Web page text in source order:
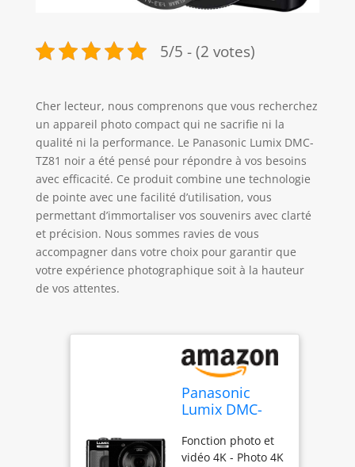
5/5 - (2 votes)
Cher lecteur, nous comprenons que vous recherchez
un appareil photo compact qui ne sacrifie ni la
qualité ni la performance. Le Panasonic Lumix DMC-
TZ81 noir a été pensé pour répondre à vos besoins
avec efficacité. Ce produit combine une technologie
de pointe avec une facilité d’utilisation, vous
permettant d’immortaliser vos souvenirs avec clarté
et précision. Nous sommes ravies de vous
accompagner dans votre choix pour garantir que
votre expérience photographique soit à la hauteur
de vos attentes.
Panasonic
Lumix DMC-
Fonction photo et
vidéo 4K - Photo 4K